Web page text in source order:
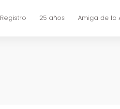
Registro 25 años Amiga de la